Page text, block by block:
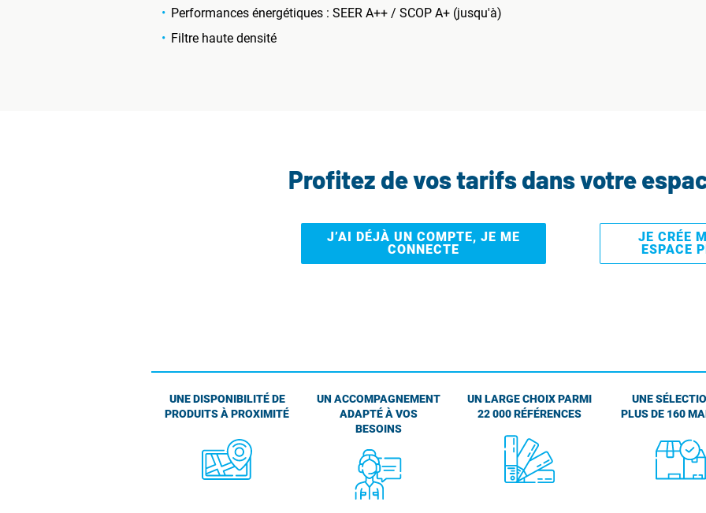
Performances énergétiques : SEER A++ / SCOP A+ (jusqu'à)
Filtre haute densité
Profitez de vos tarifs dans votre
J’AI DÉJÀ UN COMPTE, JE ME
CONNECTE
JE CRÉE
ESPACE
UNE DISPONIBILITÉ DE
PRODUITS À PROXIMITÉ
UN ACCOMPAGNEMENT
ADAPTÉ À VOS
BESOINS
UN LARGE CHOIX PARMI
22 000 RÉFÉRENCES
UNE
PLUS DE 160